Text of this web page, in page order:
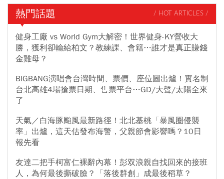
熱門話題 / HOT ARTICLES /
健身工廠 vs World Gym大解密！世界健身-KY營收大
勝，獲利卻輸給柏文？教練課、會籍…誰才是真正賺錢
金雞母？
BIGBANG演唱會台灣時間、票價、座位圖出爐！實名制
台北高雄4場搶票日期、售票平台…GD/大聲/太陽全來
了
天氣／白海豚颱風最新路徑！北北基桃「暴風圈侵襲
率」出爐，這天估發布海警，父親節會影響嗎？10日
報先看
友達二把手柯富仁裸辭內幕！彭双浪親自找回來的接班
人，為何最後撕破臉？「落後群創」成最後稻草？